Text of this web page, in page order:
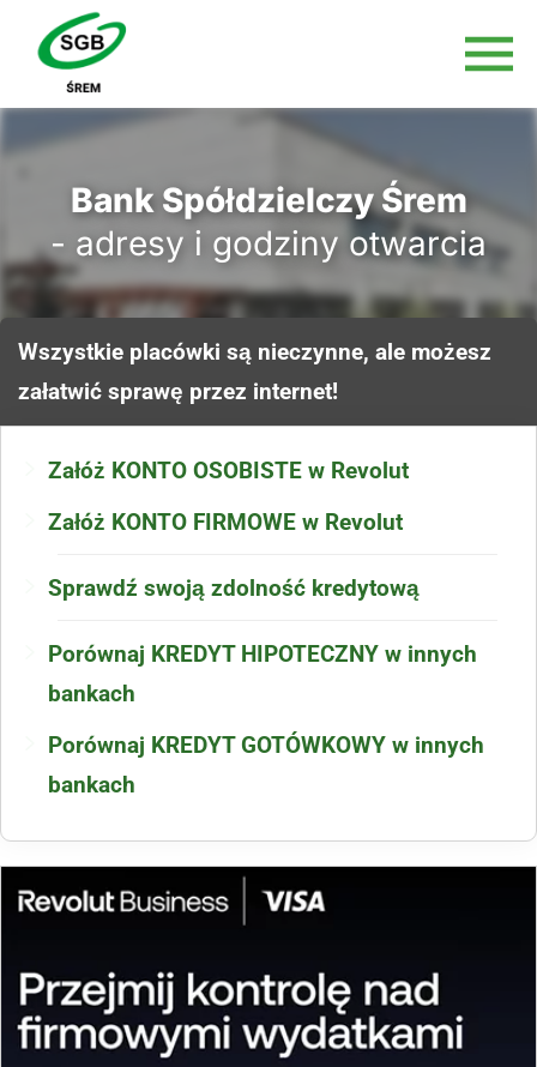
Bank Spółdzielczy Śrem
- adresy i godziny otwarcia
Wszystkie placówki są nieczynne, ale możesz
załatwić sprawę przez internet!
Załóż KONTO OSOBISTE w Revolut
Załóż KONTO FIRMOWE w Revolut
Sprawdź swoją zdolność kredytową
Porównaj KREDYT HIPOTECZNY w innych
bankach
Porównaj KREDYT GOTÓWKOWY w innych
bankach